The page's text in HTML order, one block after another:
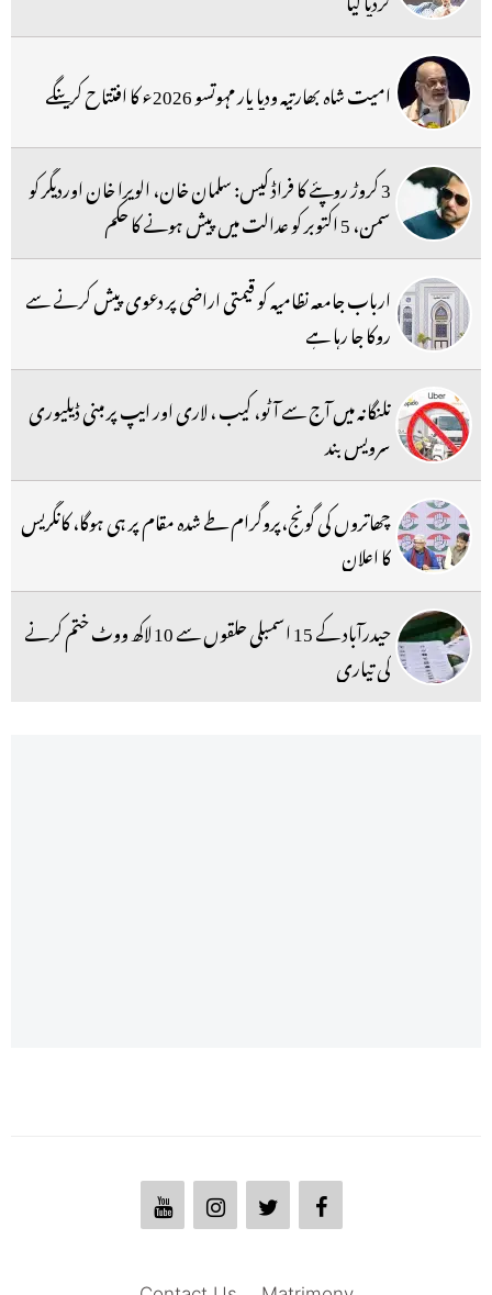
امیت شاہ بھارتیہ ودیا پار مہوتسو 2026ء کا افتتاح کرینگے
3 کروڑ روپئے کا فراڈ کیس: سلمان خان، الویرا خان اوردیگر کو
سمن، 5 اکتوبر کو عدالت میں پیش ہونے کا حکم
ارباب جامعہ نظامیہ کو قیمتی اراضی پر دعوی پیش کرنے سے
روکا جا رہا ہے
تلنگانہ میں آج سے آٹو، کیب ، لاری اور ایپ پر مبنی ڈیلیوری
سرویس بند
چھاتروں کی گونج،پروگرام طے شدہ مقام پر ہی ہوگا، کانگریس
کا اعلان
حیدرآباد کے 15 اسمبلی حلقوں سے 10 لاکھ ووٹ ختم کرنے
کی تیاری